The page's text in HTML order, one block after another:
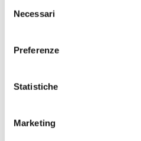
delNecessari
Preferenze
Statistiche
Marketing